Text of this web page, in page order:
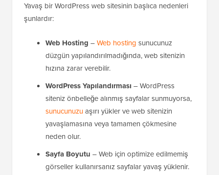
Yavaş bir WordPress web sitesinin başlıca nedenleri
şunlardır:
Web Hosting –Web hosting sunucunuz
düzgün yapılandırılmadığında, web sitenizin
hızına zarar verebilir.
WordPress Yapılandırması – WordPress
siteniz önbelleğe alınmış sayfalar sunmuyorsa,
sunucunuzuaşırı yükler ve web sitenizin
yavaşlamasına veya tamamen çökmesine
neden olur.
Sayfa Boyutu – Web için optimize edilmemiş
görseller kullanırsanız sayfalar yavaş yüklenir.